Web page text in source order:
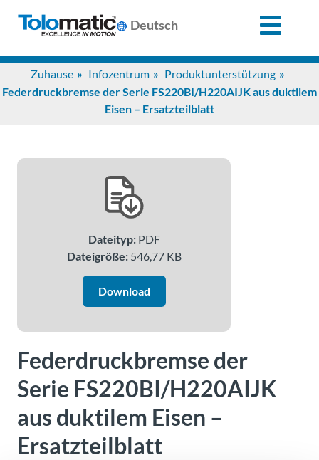
Deutsch
Zuhause Infozentrum
Produktunterstützung
Federdruckbremse der Serie FS220BI/H220AIJK aus duktilem
Eisen – Ersatzteilblatt
Dateityp:PDF
Dateigröße:546,77 KB
Download
Federdruckbremse der
Serie FS220BI/H220AIJK
aus duktilem Eisen –
Ersatzteilblatt
Search
for:
Unterstützung
Anwendungen
Über
Kontakt
zu einem
Ingenieur